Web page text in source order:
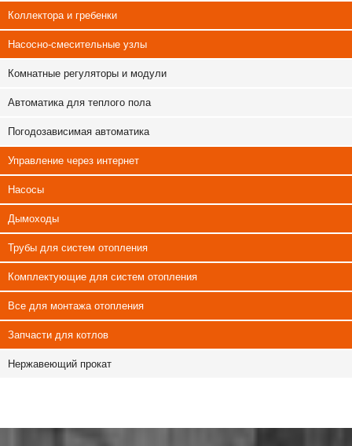
Коллектора и гребенки
Насосно-смесительные узлы
Комнатные регуляторы и модули
Автоматика для теплого пола
Погодозависимая автоматика
Управление через интернет
Насосы
Дымоходы
Трубы для систем отопления
Комплектующие для систем отопления
Все для монтажа отопления
Запчасти для котлов
Нержавеющий прокат